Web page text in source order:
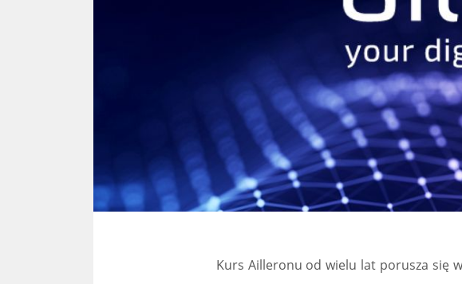
Kurs Ailleronu od wielu lat porusza się